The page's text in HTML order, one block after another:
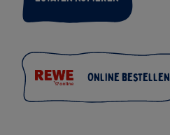
Online bestellen